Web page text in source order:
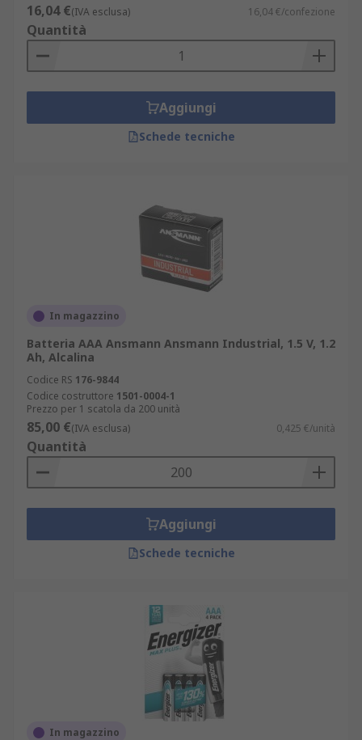
16,04 €(IVA esclusa) 16,04 €/confezione
Quantità
Aggiungi
Schede tecniche
In magazzino
Batteria AAA Ansmann Ansmann Industrial, 1.5 V, 1.2
Ah, Alcalina
Codice RS 176-9844
Codice costruttore 1501-0004-1
Prezzo per 1 scatola da 200 unità
85,00 €(IVA esclusa) 0,425 €/unità
Quantità
Aggiungi
Schede tecniche
In magazzino